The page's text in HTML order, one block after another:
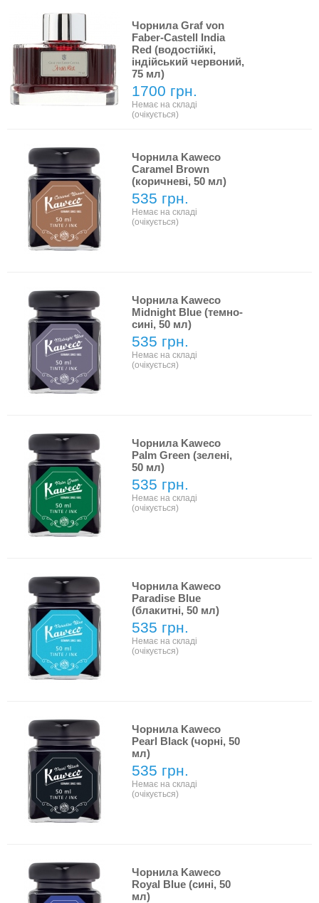
Чорнила Graf von
Faber-Castell India
Red (водостійкі,
індійський червоний,
75 мл)
1700 грн.
Немає на складі
(очікується)
Чорнила Kaweco
Caramel Brown
(коричневі, 50 мл)
535 грн.
Немає на складі
(очікується)
Чорнила Kaweco
Midnight Blue (темно-
сині, 50 мл)
535 грн.
Немає на складі
(очікується)
Чорнила Kaweco
Palm Green (зелені,
50 мл)
535 грн.
Немає на складі
(очікується)
Чорнила Kaweco
Paradise Blue
(блакитні, 50 мл)
535 грн.
Немає на складі
(очікується)
Чорнила Kaweco
Pearl Black (чорні, 50
мл)
535 грн.
Немає на складі
(очікується)
Чорнила Kaweco
Royal Blue (сині, 50
мл)